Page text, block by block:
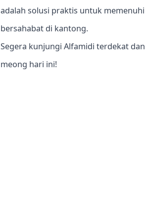
adalah solusi praktis untuk
bersahabat di kantong.
Segera kunjungi Alfamidi terdekat
meong hari ini!